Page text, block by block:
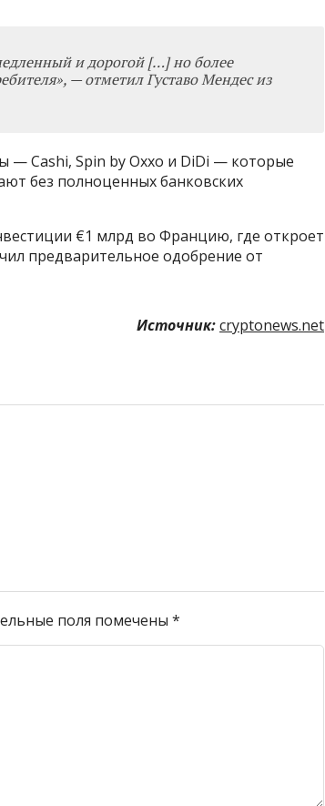
и дорогой […] но более
», — отметил Густаво Мендес из
— Cashi, Spin by Oxxo и DiDi — которые
без полноценных банковских
€1 млрд во Францию, где откроет
предварительное одобрение от
Источник:cryptonews.net
поля помечены *